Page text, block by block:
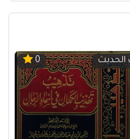
الحديث 0